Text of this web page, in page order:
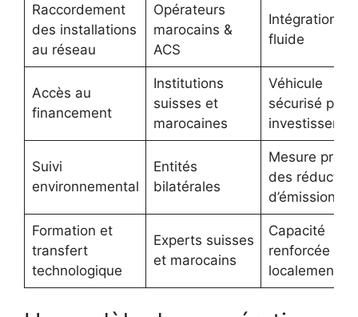
Raccordement
des installations
au réseau
Opérateurs
marocains &
ACS
Intégration
fluide
Accès au
financement
Institutions
suisses et
marocaines
Véhicule
sécurisé pour
Suivi
environnemental
Entités
bilatérales
Mesure
des
d’émissions
Formation et
transfert
technologique
Experts suisses
et marocains
Capacité
renforcée
localement